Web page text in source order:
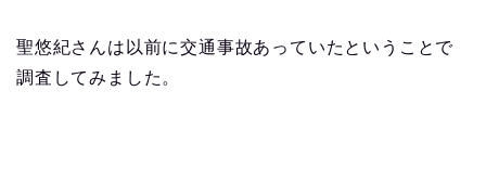
聖悠紀さんは以前に交通事故あっていたということで
調査してみました。